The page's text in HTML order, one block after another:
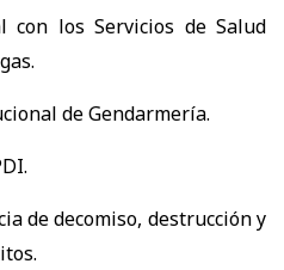
con los Servicios de Salud
de Gendarmería.
de decomiso, destrucción y